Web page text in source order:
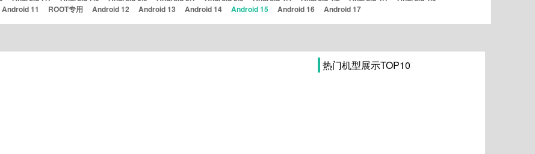
Android 11 ROOT专用 Android 12 Android 13 Android 14 Android 15 Android 16 Android 17
热门机型展示TOP10